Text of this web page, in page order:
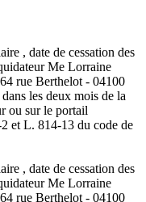
, date de cessation des
Me Lorraine
rue Berthelot - 04100
les deux mois de la
ou sur le portail
et L. 814-13 du code de
, date de cessation des
Me Lorraine
rue Berthelot - 04100